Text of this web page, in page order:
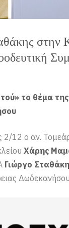
στην
το θέμα
12 ο αν.
Χάρης
Γιώργο Σταθάκη